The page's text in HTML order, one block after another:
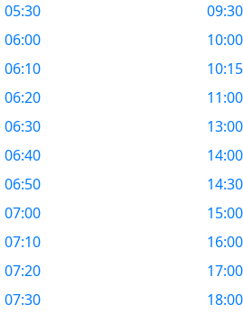
05:30
06:00
06:10
06:20
06:30
06:40
06:50
07:00
07:10
07:20
07:30
09:30
10:00
10:15
11:00
13:00
14:00
14:30
15:00
16:00
17:00
18:00